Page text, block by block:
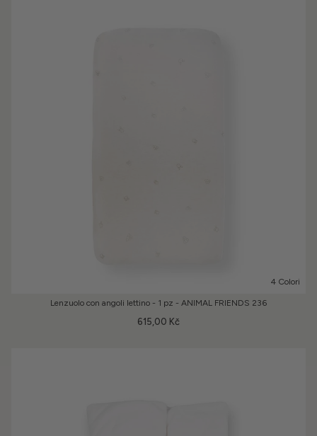
4 Colori
Lenzuolo con angoli lettino - 1 pz - ANIMAL FRIENDS 236
615,00 Kč